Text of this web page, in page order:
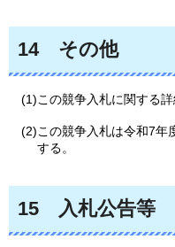
14 その他
(1)この競争入札に関する詳
(2)この競争入札は令和7年
する。
15 入札公告等